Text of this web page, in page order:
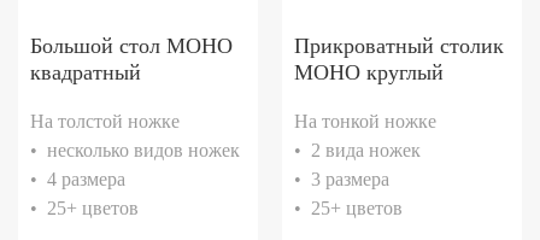
Большой стол МОНО
квадратный
На толстой ножке
• несколько видов ножек
• 4 размера
• 25+ цветов
Прикроватный столик
МОНО круглый
На тонкой ножке
• 2 вида ножек
• 3 размера
• 25+ цветов